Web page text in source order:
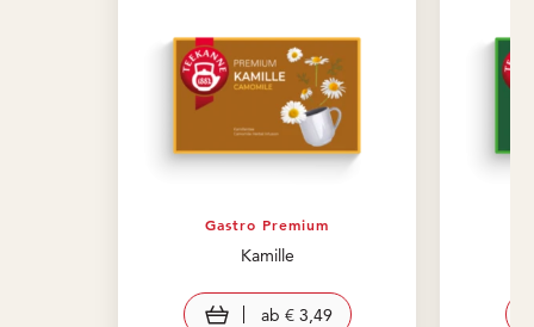
Gastro Premium
Kamille
view product
ab € 3,49